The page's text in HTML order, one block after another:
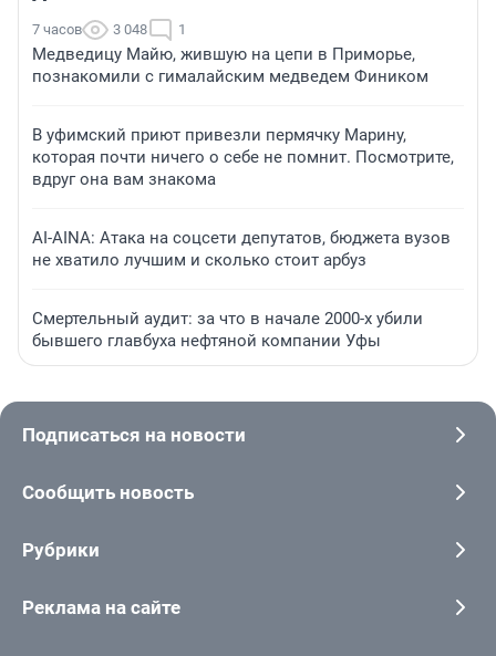
7 часов 3 048 1
Медведицу Майю, жившую на цепи в Приморье,
познакомили с гималайским медведем Фиником
В уфимский приют привезли пермячку Марину,
которая почти ничего о себе не помнит. Посмотрите,
вдруг она вам знакома
AI-AINA: Атака на соцсети депутатов, бюджета вузов
не хватило лучшим и сколько стоит арбуз
Смертельный аудит: за что в начале 2000-х убили
бывшего главбуха нефтяной компании Уфы
Подписаться на новости
Сообщить новость
Рубрики
Реклама на сайте